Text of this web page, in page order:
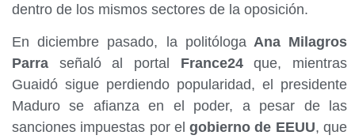
dentro de los mismos sectores de la oposición.
En diciembre pasado, la politólogaAna Milagros
Parra señaló al portal France24que, mientras
Guaidó sigue perdiendo popularidad, el presidente
Maduro se afianza en el poder, a pesar de las
sanciones impuestas por elgobierno de EEUU, que